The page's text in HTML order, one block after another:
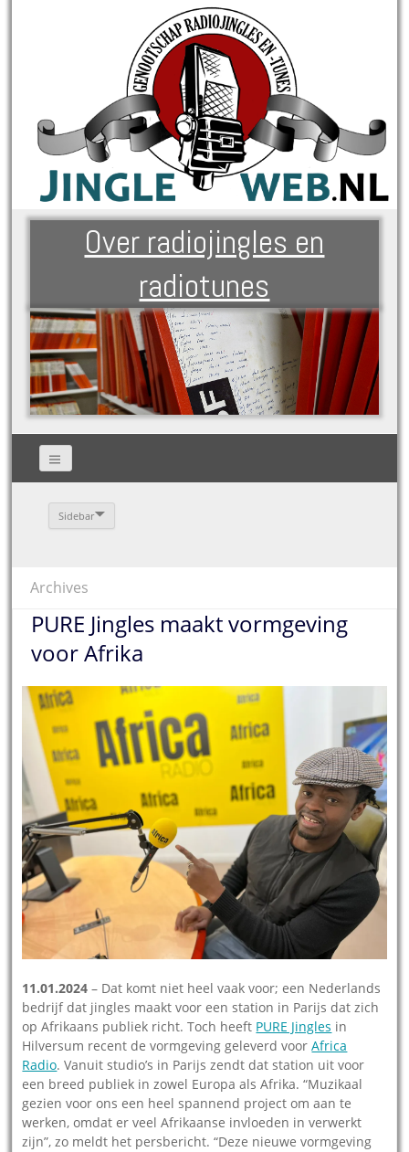
Over radiojingles en
radiotunes
Sidebar
Archives
PURE Jingles maakt vormgeving
voor Afrika
11.01.2024 – Dat komt niet heel vaak voor; een Nederlands
bedrijf dat jingles maakt voor een station in Parijs dat zich
op Afrikaans publiek richt. Toch heeft PURE Jingles in
Hilversum recent de vormgeving geleverd voorAfrica
Radio. Vanuit studio’s in Parijs zendt dat station uit voor
een breed publiek in zowel Europa als Afrika. “Muzikaal
gezien voor ons een heel spannend project om aan te
werken, omdat er veel Afrikaanse invloeden in verwerkt
zijn”, zo meldt het persbericht. “Deze nieuwe vormgeving